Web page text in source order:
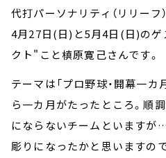
代打パーソナリティ（リリーフ
4月27日(日)と5月4日(日)のゲ
クト"こと槙原寛己さんです。
テーマは「プロ野球・開幕一
ら一カ月がたったところ。順
にならないチームといますが
彫りになったかと思いますの